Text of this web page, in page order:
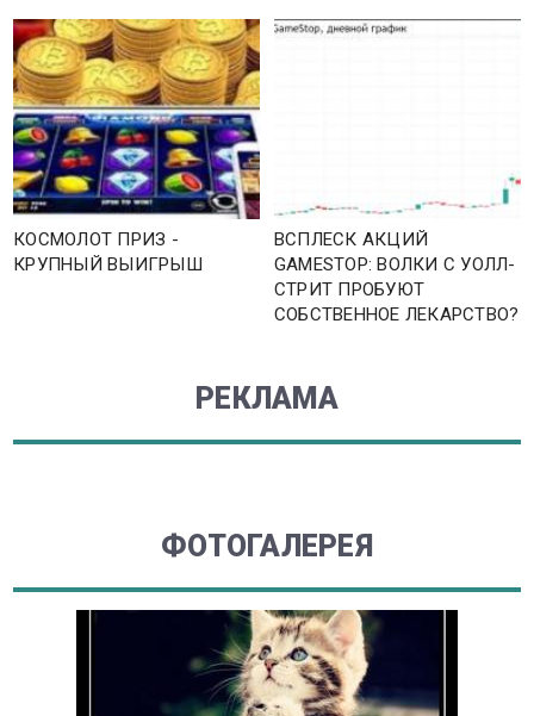
КОСМОЛОТ ПРИЗ -
КРУПНЫЙ ВЫИГРЫШ
ВСПЛЕСК АКЦИЙ
GAMESTOP: ВОЛКИ С УОЛЛ-
СТРИТ ПРОБУЮТ
СОБСТВЕННОЕ ЛЕКАРСТВО?
РЕКЛАМА
ФОТОГАЛЕРЕЯ